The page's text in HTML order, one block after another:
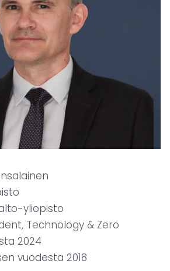
yliopisto
Technology & Zero
2024
vuodesta 2018